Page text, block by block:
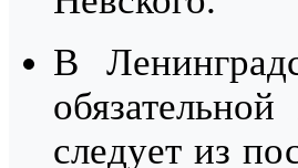
В
следует из